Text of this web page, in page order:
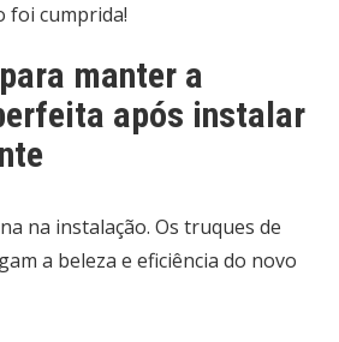
foi cumprida!
manter a
após instalar
na instalação. Os truques de
a beleza e eficiência do novo